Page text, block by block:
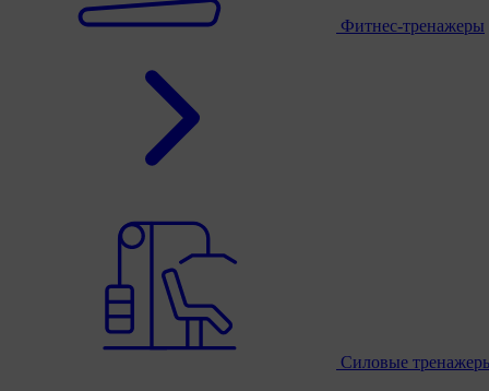
Фитнес-тренажеры
Силовые